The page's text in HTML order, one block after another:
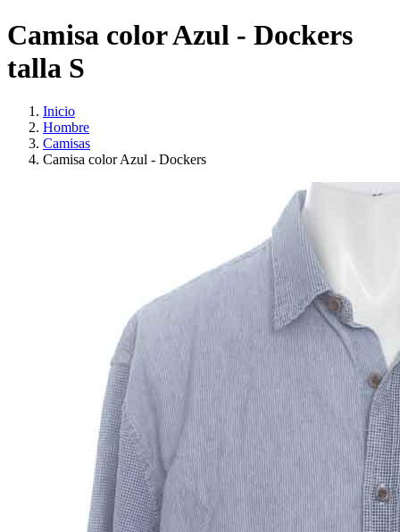
Camisa color Azul - Dockers
talla S
Inicio
Hombre
Camisas
Camisa color Azul - Dockers